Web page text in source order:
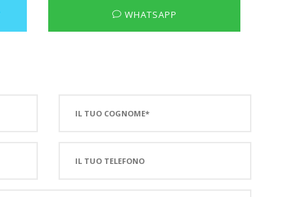
WHATSAPP